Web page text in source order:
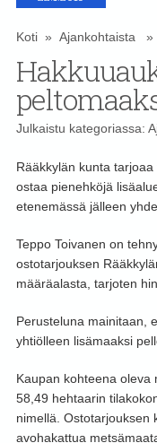
Koti» Ajankohtaista»
Julkaistu kategoriassa:
Rääkkylän kunta
ostaa pienehköjä
etenemässä jälleen
Teppo Toivanen on
ostotarjouksen
määräalasta, tarjoten
Perusteluna mainitaan,
yhtiölleen lisämaaksi
Kaupan kohteena oleva
58,49 hehtaarin
nimellä. Ostotarjouksen
avohakattua